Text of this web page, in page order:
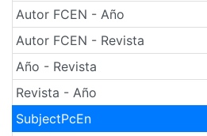
Autor FCEN - Año
Autor FCEN - Revista
Año - Revista
Revista - Año
SubjectPcEn